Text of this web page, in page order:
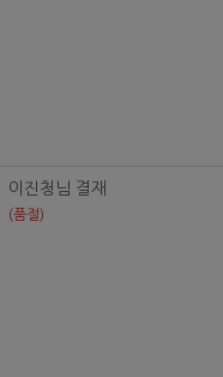
이진청님 결재
(품절)